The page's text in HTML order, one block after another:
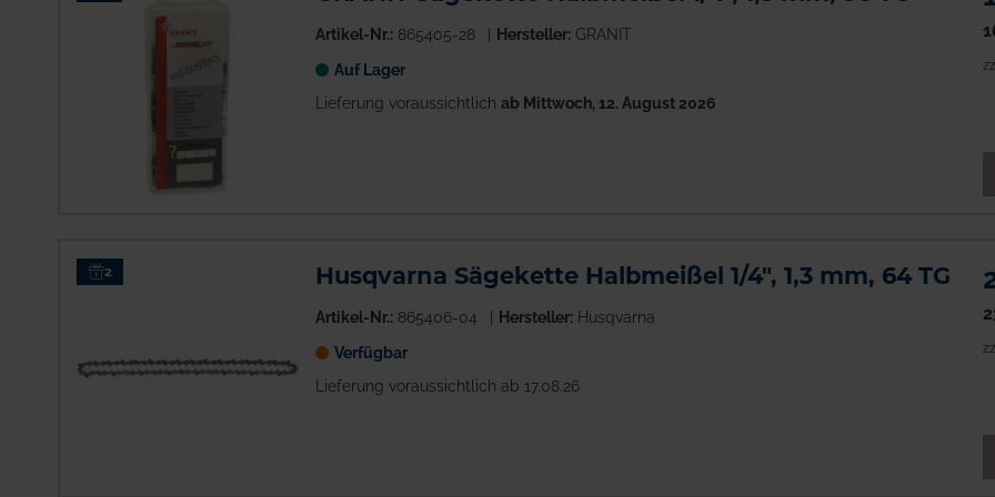
Artikel-Nr.: 865405-28 Hersteller:GRANIT
Auf Lager
Lieferung voraussichtlich ab Mittwoch, 12. August 2026
2 Husqvarna Sägekette Halbmeißel 1/4", 1,3 mm, 64 TG
Artikel-Nr.: 865406-04 Hersteller:Husqvarna
Verfügbar
Lieferung voraussichtlich ab 17.08.26